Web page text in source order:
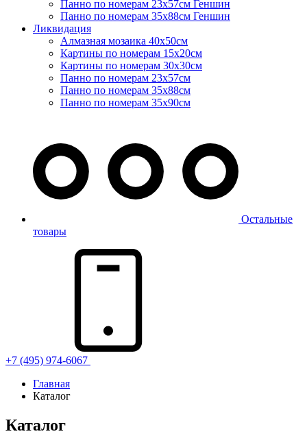
Панно по номерам 23х57см Геншин
Панно по номерам 35х88см Геншин
Ликвидация
Алмазная мозаика 40х50см
Картины по номерам 15х20см
Картины по номерам 30х30см
Панно по номерам 23х57см
Панно по номерам 35х88см
Панно по номерам 35х90см
Остальные
товары
+7 (495) 974-6067
Главная
Каталог
Каталог